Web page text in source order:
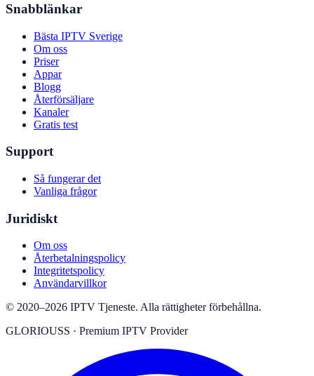
Snabblänkar
Bästa IPTV Sverige
Om oss
Priser
Appar
Blogg
Återförsäljare
Kanaler
Gratis test
Support
Så fungerar det
Vanliga frågor
Juridiskt
Om oss
Återbetalningspolicy
Integritetspolicy
Användarvillkor
© 2020–2026 IPTV Tjeneste. Alla rättigheter förbehållna.
GLORIOUSS · Premium IPTV Provider